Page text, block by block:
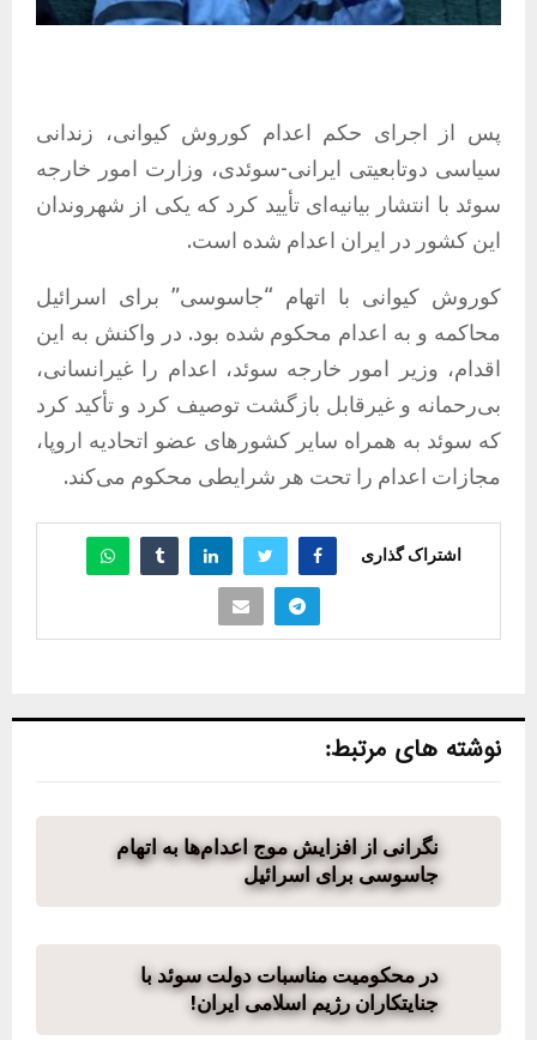
پس از اجرای حکم اعدام کوروش کیوانی، زندانی
سیاسی دوتابعیتی ایرانی-سوئدی، وزارت امور خارجه
سوئد با انتشار بیانیه‌ای تأیید کرد که یکی از شهروندان
این کشور در ایران اعدام شده است.
کوروش کیوانی با اتهام “جاسوسی” برای اسرائیل
محاکمه و به اعدام محکوم شده بود. در واکنش به این
اقدام، وزیر امور خارجه سوئد، اعدام را غیرانسانی،
بی‌رحمانه و غیرقابل بازگشت توصیف کرد و تأکید کرد
که سوئد به همراه سایر کشورهای عضو اتحادیه اروپا،
مجازات اعدام را تحت هر شرایطی محکوم می‌کند.
اشتراک گذاری
نوشته های مرتبط:
نگرانی از افزایش موج اعدام‌ها به اتهام
جاسوسی برای اسرائیل
در محکومیت مناسبات دولت سوئد با
جنایتکاران رژیم اسلامی ایران!